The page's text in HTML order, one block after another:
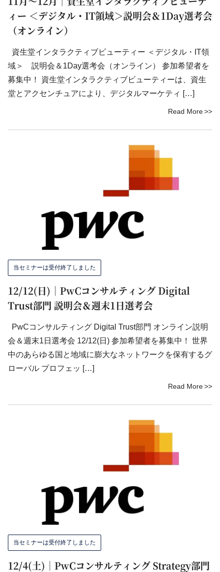
ィー ＜デジタル・IT領域＞説明会＆1Day選考会
（オンライン）
資生堂インタラクティブビューティー ＜デジタル・IT領
域＞ 説明会＆1Day選考会（オンライン） 参加希望者を
募集中！ 資生堂インタラクティブビューティーは、資生
堂とアクセンチュアにより、デジタルマーケティ […]
Read More
当セミナーは受付終了しました
12/12(日)｜PwCコンサルティング Digital
Trust部門 説明会＆週末1日選考会
PwCコンサルティング Digital Trust部門 オンライン説明
会＆週末1日選考会 12/12(日) 参加希望者を募集中！ 世界
中のあらゆる国と地域に膨大なネットワークを保有するグ
ローバル プロフェッ […]
Read More
当セミナーは受付終了しました
12/4(土)｜PwCコンサルティング Strategy部門